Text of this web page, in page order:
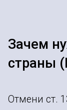
Зачем
страны
Отмени ст.